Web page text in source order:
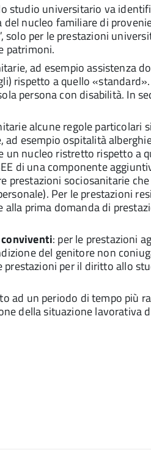
studio universitario va
nucleo familiare di
per le prestazioni
patrimoni.
ad esempio
rispetto a quello
persona con disabilità. In
alcune regole particolari
esempio ospitalità
nucleo ristretto rispetto
di una componente
sociosanitarie
Per le prestazioni
prima domanda di
: per le prestazioni
del genitore non
prestazioni per il diritto
ad un periodo di tempo più
della situazione